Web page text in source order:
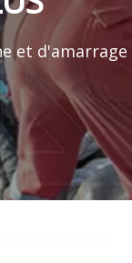
et d'amarrage